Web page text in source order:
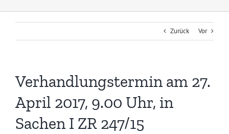
Zurück Vor
Verhandlungstermin am 27.
April 2017, 9.00 Uhr, in
Sachen I ZR 247/15